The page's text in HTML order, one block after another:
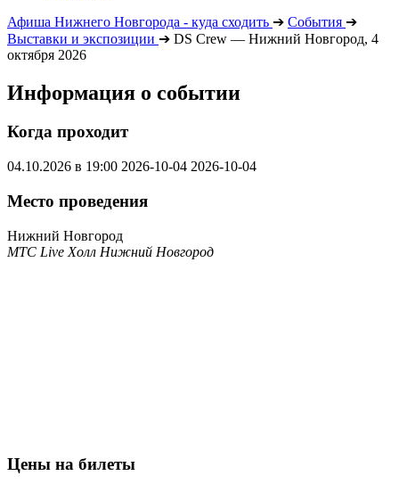
Афиша Нижнего Новгорода - куда сходить ➔ События ➔
Выставки и экспозиции ➔ DS Crew — Нижний Новгород, 4
октября 2026
Информация о событии
Когда проходит
04.10.2026 в 19:00 2026-10-04 2026-10-04
Место проведения
Нижний Новгород
МТС Live Холл Нижний Новгород
Цены на билеты